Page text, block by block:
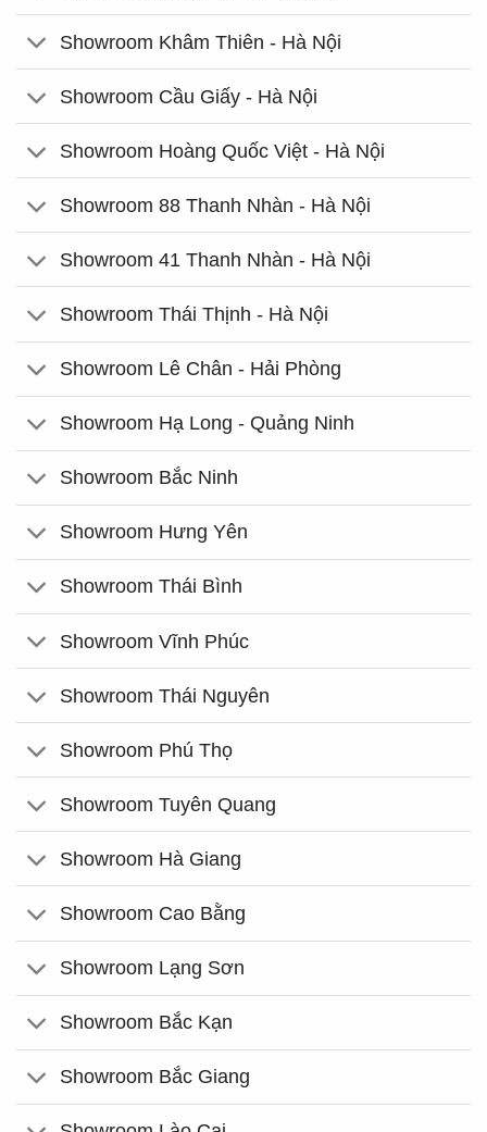
Showroom Khâm Thiên - Hà Nội
Showroom Cầu Giấy - Hà Nội
Showroom Hoàng Quốc Việt - Hà Nội
Showroom 88 Thanh Nhàn - Hà Nội
Showroom 41 Thanh Nhàn - Hà Nội
Showroom Thái Thịnh - Hà Nội
Showroom Lê Chân - Hải Phòng
Showroom Hạ Long - Quảng Ninh
Showroom Bắc Ninh
Showroom Hưng Yên
Showroom Thái Bình
Showroom Vĩnh Phúc
Showroom Thái Nguyên
Showroom Phú Thọ
Showroom Tuyên Quang
Showroom Hà Giang
Showroom Cao Bằng
Showroom Lạng Sơn
Showroom Bắc Kạn
Showroom Bắc Giang